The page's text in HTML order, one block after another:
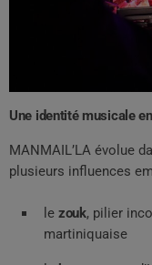
Une identité musicale
MANMAIL’LA évolue
plusieurs influences
le zouk, pilier
martiniquaise